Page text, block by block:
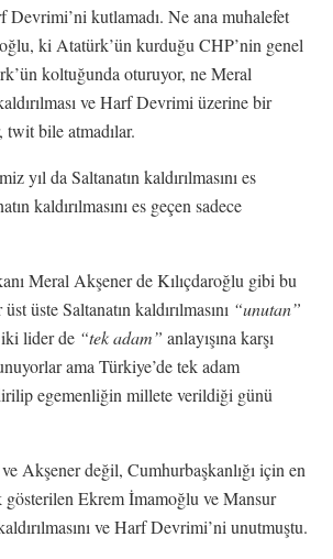
Devrimi’ni kutlamadı. Ne ana muhalefet
ki Atatürk’ün kurduğu CHP’nin genel
koltuğunda oturuyor, ne Meral
ve Harf Devrimi üzerine bir
twit bile atmadılar.
yıl da Saltanatın kaldırılmasını es
kaldırılmasını es geçen sadece
Meral Akşener de Kılıçdaroğlu gibi bu
üste Saltanatın kaldırılmasını “unutan”
iki lider de “tek adam” anlayışına karşı
ama Türkiye’de tek adam
egemenliğin millete verildiği günü
Akşener değil, Cumhurbaşkanlığı için en
Ekrem İmamoğlu ve Mansur
ve Harf Devrimi’ni unutmuştu.